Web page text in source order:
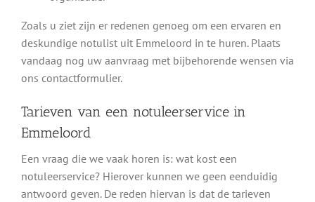
Zoals u ziet zijn er redenen genoeg om een ervaren en
deskundige notulist uit Emmeloord in te huren. Plaats
vandaag nog uw aanvraag met bijbehorende wensen via
ons contactformulier.
Tarieven van een notuleerservice in
Emmeloord
Een vraag die we vaak horen is: wat kost een
notuleerservice? Hierover kunnen we geen eenduidig
antwoord geven. De reden hiervan is dat de tarieven